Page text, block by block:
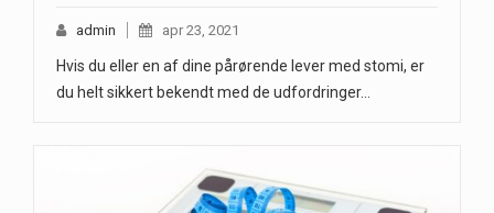
admin apr 23, 2021
Hvis du eller en af dine pårørende lever med stomi, er
du helt sikkert bekendt med de udfordringer…